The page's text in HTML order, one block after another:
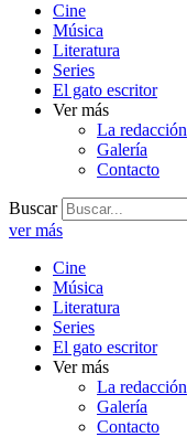
Cine
Música
Literatura
Series
El gato escritor
Ver más
La redacción
Galería
Contacto
Buscar
ver más
Cine
Música
Literatura
Series
El gato escritor
Ver más
La redacción
Galería
Contacto